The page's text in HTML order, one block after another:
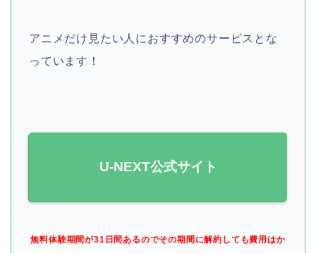
アニメだけ見たい人におすすめのサービスとな
っています！
U-NEXT公式サイト
無料体験期間が31日間あるのでその期間に解約しても費用はか